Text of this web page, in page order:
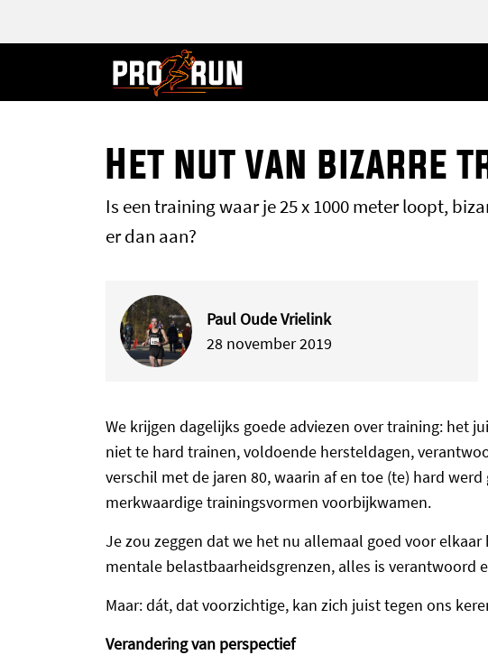
Het nut van bizarre
Is een training waar je 25 x 1000 meter loopt,
er dan aan?
Paul Oude Vrielink
28 november 2019
We krijgen dagelijks goede adviezen over training: het
niet te hard trainen, voldoende hersteldagen,
verschil met de jaren 80, waarin af en toe (te) hard
merkwaardige trainingsvormen voorbijkwamen.
Je zou zeggen dat we het nu allemaal goed voor
mentale belastbaarheidsgrenzen, alles is verantwoord
Maar: dát, dat voorzichtige, kan zich juist tegen ons
Verandering van perspectief